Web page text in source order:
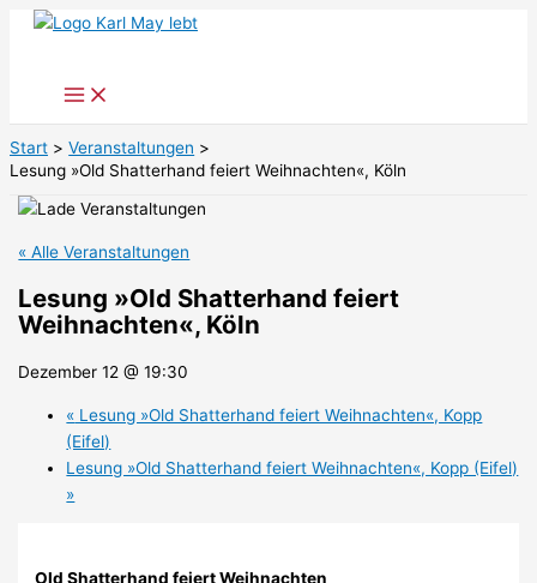
Zum
Start
Veranstaltungen
Lesung »Old Shatterhand feiert Weihnachten«, Köln
« Alle Veranstaltungen
Lesung »Old Shatterhand feiert
Weihnachten«, Köln
Dezember 12 @ 19:30
« Lesung »Old Shatterhand feiert Weihnachten«, Kopp
(Eifel)
Lesung »Old Shatterhand feiert Weihnachten«, Kopp (Eifel)
»
Old Shatterhand feiert Weihnachten